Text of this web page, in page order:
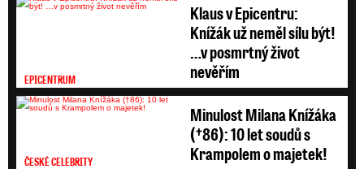
EPICENTRUM
Klaus v Epicentru:
Knížák už neměl sílu být!
…v posmrtný život
nevěřím
ČESKÉ CELEBRITY
Minulost Milana Knížáka
(†86): 10 let soudů s
Krampolem o majetek!